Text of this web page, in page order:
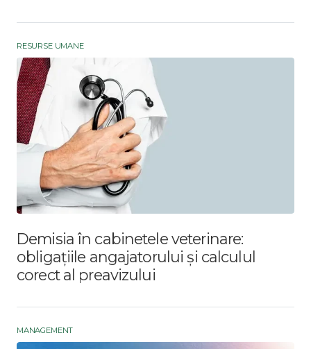
RESURSE UMANE
Demisia în cabinetele veterinare:
obligațiile angajatorului și calculul
corect al preavizului
MANAGEMENT